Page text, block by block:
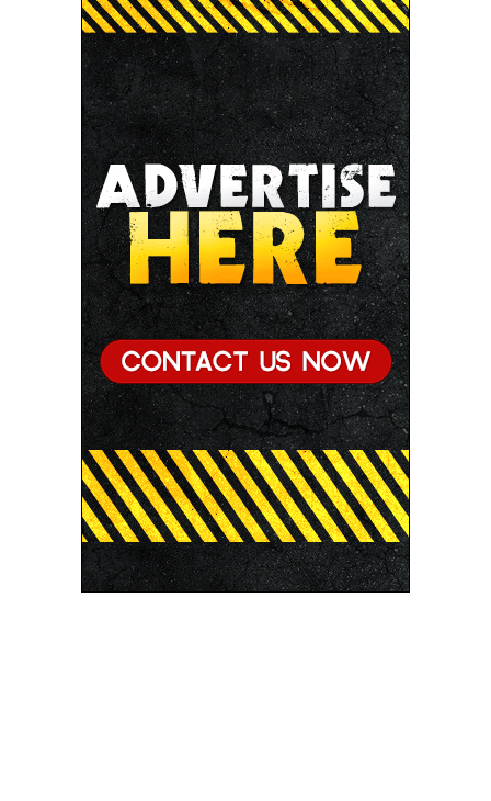
● जन सेवा में संवेदनशीलता ही सुशासन की पहचान : मुख्यमंत्री
डॉ. यादव
● प्रशिक्षु छात्राएं आत्मविश्वास रखें, तकनीकी दक्षता के साथ
अपनी जड़ों से जुड़े : मुख्यमंत्री डॉ. यादव